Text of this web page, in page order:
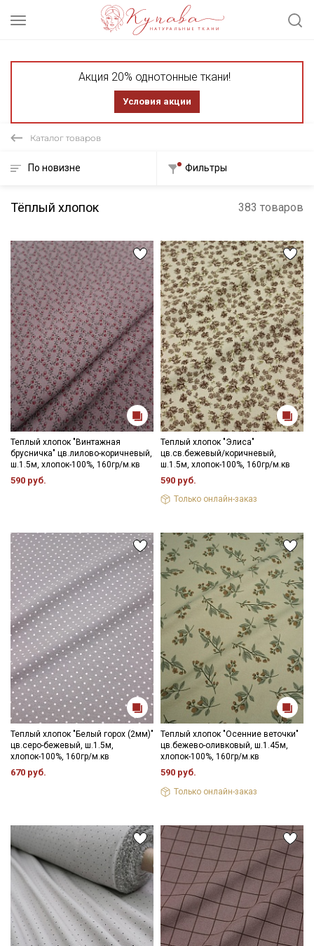
Акция 20% однотонные ткани!
Условия акции
Каталог товаров
По новизне Фильтры
Тёплый хлопок 383 товаров
Теплый хлопок "Винтажная
брусничка" цв.лилово-коричневый,
ш.1.5м, хлопок-100%, 160гр/м.кв
590 руб.
Теплый хлопок "Элиса"
цв.св.бежевый/коричневый,
ш.1.5м, хлопок-100%, 160гр/м.кв
590 руб.
Только онлайн-заказ
Теплый хлопок "Белый горох (2мм)"
цв.серо-бежевый, ш.1.5м,
хлопок-100%, 160гр/м.кв
670 руб.
Теплый хлопок "Осенние веточки"
цв.бежево-оливковый, ш.1.45м,
хлопок-100%, 160гр/м.кв
590 руб.
Только онлайн-заказ